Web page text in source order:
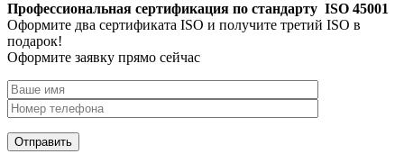
Профессиональная сертификация по стандарту ISO 45001
Оформите два сертификата ISO и получите третий ISO в
подарок!
Оформите заявку прямо сейчас